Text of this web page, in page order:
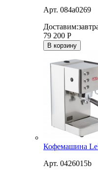
Арт. 084a0269
Доставим:
79 200 Р
В корзину
Кофемашина
Арт. 0426015b